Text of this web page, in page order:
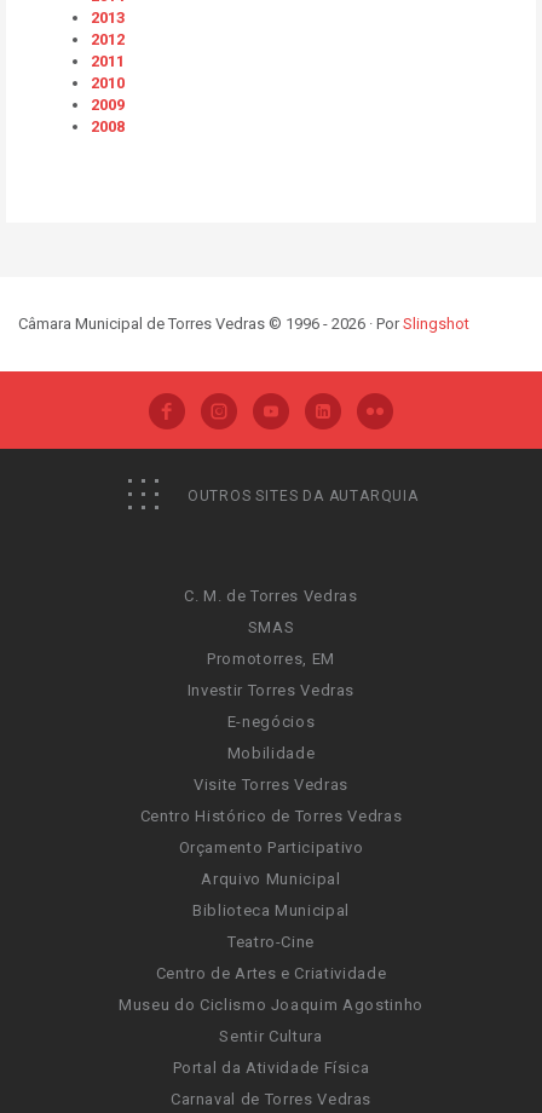
2013
2012
2011
2010
2009
2008
Câmara Municipal de Torres Vedras © 1996 - 2026 · PorSlingshot
OUTROS SITES DA AUTARQUIA
C. M. de Torres Vedras
SMAS
Promotorres, EM
Investir Torres Vedras
E-negócios
Mobilidade
Visite Torres Vedras
Centro Histórico de Torres Vedras
Orçamento Participativo
Arquivo Municipal
Biblioteca Municipal
Teatro-Cine
Centro de Artes e Criatividade
Museu do Ciclismo Joaquim Agostinho
Sentir Cultura
Portal da Atividade Física
Carnaval de Torres Vedras